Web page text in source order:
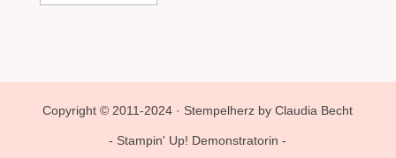
Copyright © 2011-2024 · Stempelherz by Claudia Becht
- Stampin' Up! Demonstratorin -